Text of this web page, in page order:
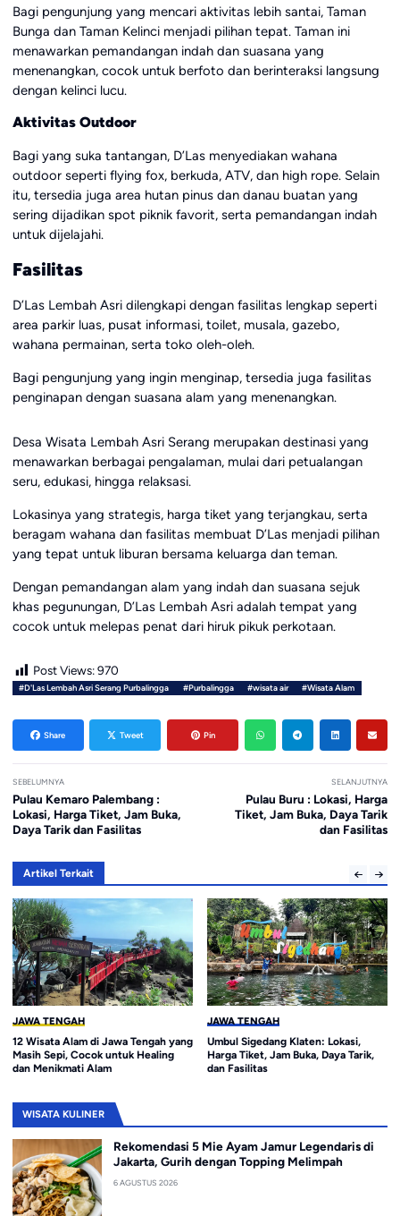
Bagi pengunjung yang mencari aktivitas lebih santai, Taman
Bunga dan Taman Kelinci menjadi pilihan tepat. Taman ini
menawarkan pemandangan indah dan suasana yang
menenangkan, cocok untuk berfoto dan berinteraksi langsung
dengan kelinci lucu.
Aktivitas Outdoor
Bagi yang suka tantangan, D’Las menyediakan wahana
outdoor seperti flying fox, berkuda, ATV, dan high rope. Selain
itu, tersedia juga area hutan pinus dan danau buatan yang
sering dijadikan spot piknik favorit, serta pemandangan indah
untuk dijelajahi.
Fasilitas
D’Las Lembah Asri dilengkapi dengan fasilitas lengkap seperti
area parkir luas, pusat informasi, toilet, musala, gazebo,
wahana permainan, serta toko oleh-oleh.
Bagi pengunjung yang ingin menginap, tersedia juga fasilitas
penginapan dengan suasana alam yang menenangkan.
Desa Wisata Lembah Asri Serang merupakan destinasi yang
menawarkan berbagai pengalaman, mulai dari petualangan
seru, edukasi, hingga relaksasi.
Lokasinya yang strategis, harga tiket yang terjangkau, serta
beragam wahana dan fasilitas membuat D’Las menjadi pilihan
yang tepat untuk liburan bersama keluarga dan teman.
Dengan pemandangan alam yang indah dan suasana sejuk
khas pegunungan, D’Las Lembah Asri adalah tempat yang
cocok untuk melepas penat dari hiruk pikuk perkotaan.
Post Views: 970
#D'Las Lembah Asri Serang Purbalingga #Purbalingga #wisata air #Wisata Alam
Share Tweet Pin
SEBELUMNYA
Pulau Kemaro Palembang :
Lokasi, Harga Tiket, Jam Buka,
Daya Tarik dan Fasilitas
SELANJUTNYA
Pulau Buru : Lokasi, Harga
Tiket, Jam Buka, Daya Tarik
dan Fasilitas
Artikel Terkait
JAWA TENGAH
12 Wisata Alam di Jawa Tengah yang
Masih Sepi, Cocok untuk Healing
dan Menikmati Alam
JAWA TENGAH
Umbul Sigedang Klaten: Lokasi,
Harga Tiket, Jam Buka, Daya Tarik,
dan Fasilitas
WISATA KULINER
Rekomendasi 5 Mie Ayam Jamur Legendaris di
Jakarta, Gurih dengan Topping Melimpah
6 AGUSTUS 2026